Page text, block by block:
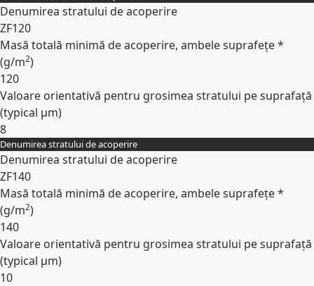
Denumirea stratului de acoperire
ZF120
Masă totală minimă de acoperire, ambele suprafețe *
(g/m2)
120
Valoare orientativă pentru grosimea stratului pe suprafață
(typical µm)
8
Expand
Denumirea stratului de acoperire
Denumirea stratului de acoperire
ZF140
Masă totală minimă de acoperire, ambele suprafețe *
(g/m2)
140
Valoare orientativă pentru grosimea stratului pe suprafață
(typical µm)
10